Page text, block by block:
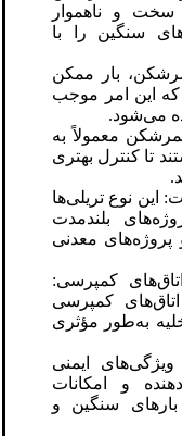
سخت و ناهموار
سنگین را با
بار ممکن
این امر موجب
می‌شود.
معمولاً به
تا کنترل بهتری
این نوع تریلی‌ها
بلندمدت
پروژه‌های معدنی
کمپرسی:
کمپرسی
به‌طور مؤثری
ویژگی‌های ایمنی
و امکانات
بارهای سنگین و